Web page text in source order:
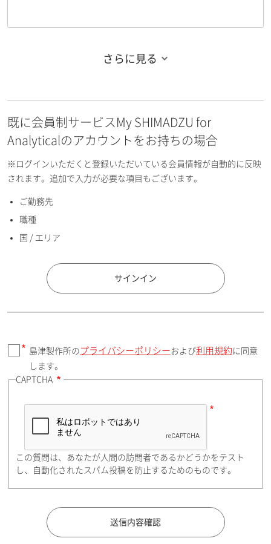
お名前フリガナ（名）
E-mailアドレス（半角英数）
国 / エリア
郵便番号（勤務先）
住所検索
都道府県（勤務先）
さらに見る
既に会員制サービスMy SHIMADZU for
Analyticalのアカウントをお持ちの場合
※ログインいただくと登録いただいている会員情報が自動的に反映
されます。追加で入力が必要な項目もございます。
ご勤務先
職種
国 / エリア
サインイン
島津製作所の プライバシーポリシーおよび利用規約 に同意
します。
CAPTCHA
この質問は、あなたが人間の訪問者であるかどうかをテスト
し、自動化されたスパム投稿を防止するためのものです。